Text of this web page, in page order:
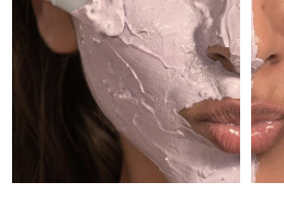
Norwegen
Oman
Philippinen